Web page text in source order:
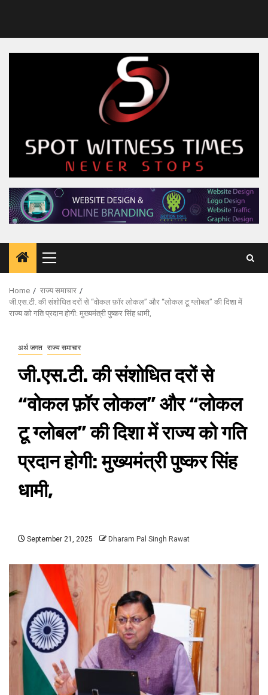
Primary
Menu
Home
राज्य समाचार
जी.एस.टी. की संशोधित दरों से “वोकल फ़ॉर लोकल” और “लोकल टू ग्लोबल” की दिशा में
राज्य को गति प्रदान होगी: मुख्यमंत्री पुष्कर सिंह धामी,
अर्थ जगत राज्य समाचार
जी.एस.टी. की संशोधित दरों से
“वोकल फ़ॉर लोकल” और “लोकल
टू ग्लोबल” की दिशा में राज्य को गति
प्रदान होगी: मुख्यमंत्री पुष्कर सिंह
धामी,
September 21, 2025 Dharam Pal Singh Rawat